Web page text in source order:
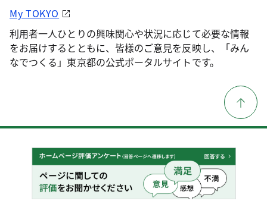
My TOKYO
利用者一人ひとりの興味関心や状況に応じて必要な情報
をお届けするとともに、皆様のご意見を反映し、「みん
なでつくる」東京都の公式ポータルサイトです。